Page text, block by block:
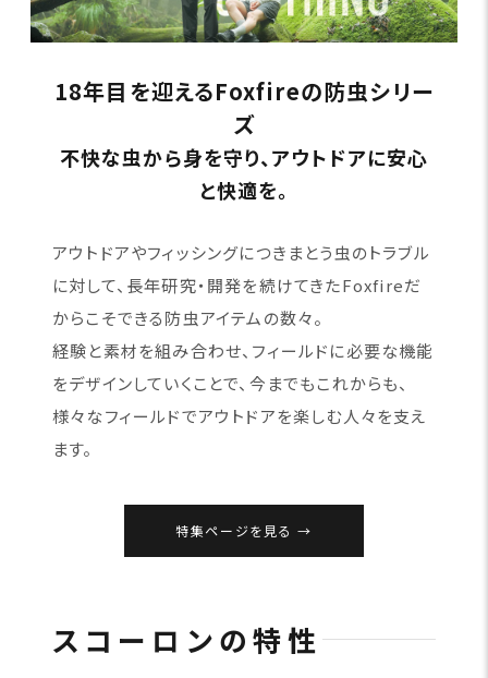
18年目を迎えるFoxfireの防虫シリー
ズ
不快な虫から身を守り、アウトドアに安心
と快適を。
アウトドアやフィッシングにつきまとう虫のトラブル
に対して、長年研究・開発を続けてきたFoxfireだ
からこそできる防虫アイテムの数々。
経験と素材を組み合わせ、フィールドに必要な機能
をデザインしていくことで、今までもこれからも、
様々なフィールドでアウトドアを楽しむ人々を支え
ます。
特集ページを見る
スコーロンの特性